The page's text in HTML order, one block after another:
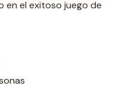
en el exitoso juego de